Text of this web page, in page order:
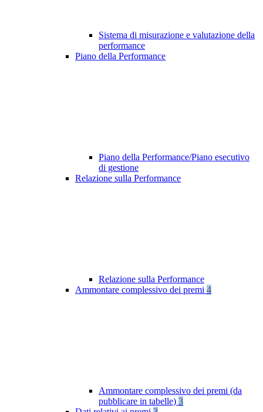
Sistema di misurazione e valutazione della
performance
Piano della Performance
Piano della Performance/Piano esecutivo
di gestione
Relazione sulla Performance
Relazione sulla Performance
Ammontare complessivo dei premi 4
Ammontare complessivo dei premi (da
pubblicare in tabelle) 3